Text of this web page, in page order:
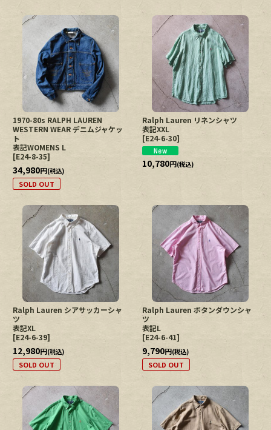
1970-80s RALPH LAUREN
WESTERN WEAR デニムジャケッ
ト
表記WOMENS L
[E24-8-35]
34,980円(税込)
SOLD OUT
Ralph Lauren リネンシャツ
表記XXL
[E24-6-30]
10,780円(税込)
Ralph Lauren シアサッカーシャ
ツ
表記XL
[E24-6-39]
12,980円(税込)
SOLD OUT
Ralph Lauren ボタンダウンシャ
ツ
表記L
[E24-6-41]
9,790円(税込)
SOLD OUT